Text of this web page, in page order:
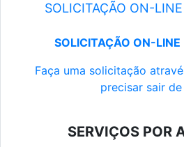
SOLICITAÇÃO ON-
SOLICITAÇÃO ON-LINE
Faça uma solicitação
precisar sair de
SERVIÇOS POR